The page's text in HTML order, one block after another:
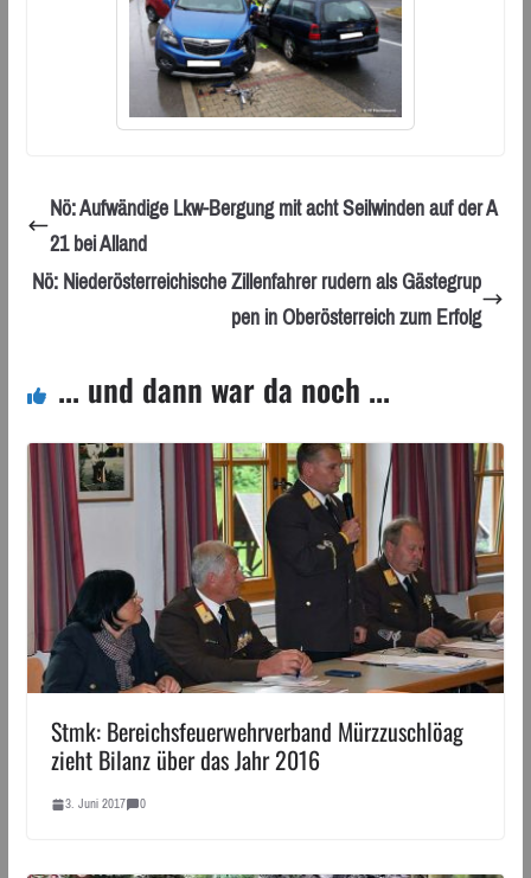
Nö: Aufwändige Lkw-Bergung mit acht Seilwinden auf der A
21 bei Alland
Nö: Niederösterreichische Zillenfahrer rudern als Gästegrup
pen in Oberösterreich zum Erfolg
... und dann war da noch ...
Stmk: Bereichsfeuerwehrverband Mürzzuschlöag
zieht Bilanz über das Jahr 2016
3. Juni 2017 0